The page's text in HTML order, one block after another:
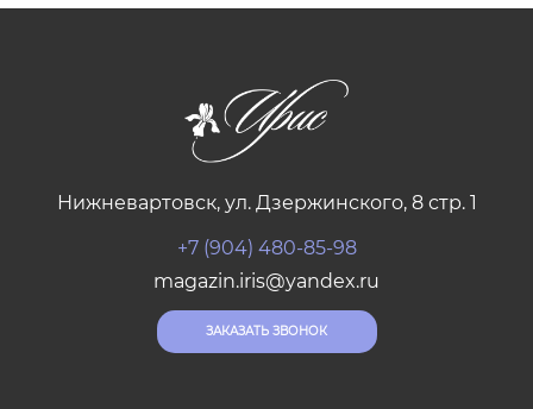
Нижневартовск, ул. Дзержинского, 8 стр. 1
+7 (904) 480-85-98
magazin.iris@yandex.ru
ЗАКАЗАТЬ ЗВОНОК